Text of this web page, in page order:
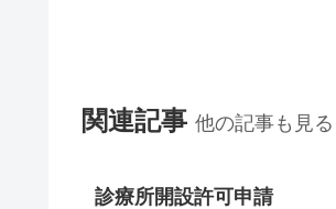
関連記事 他の記事も見る
診療所開設許可申請